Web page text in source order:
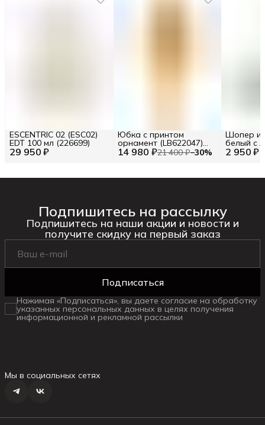
29 950 ₽
ESCENTRIC 02 (ESC02)
EDT 100 мл (226699)
14 980 ₽21 400 ₽−30%
Юбка с принтом
орнамент (LB622047)
Размер S (INT) Цв. 2 950 ₽
Шопер из
белый с
BA23-06
Подпишитесь на рассылку
Подпишитесь на наши акции и новости и
получите скидку на первый заказ
Подписаться
Нажимая «Подписаться», вы даете согласие на обработку
указанных персональных данных в целях получения
информационной и рекламной рассылки
Мы в социальных сетях